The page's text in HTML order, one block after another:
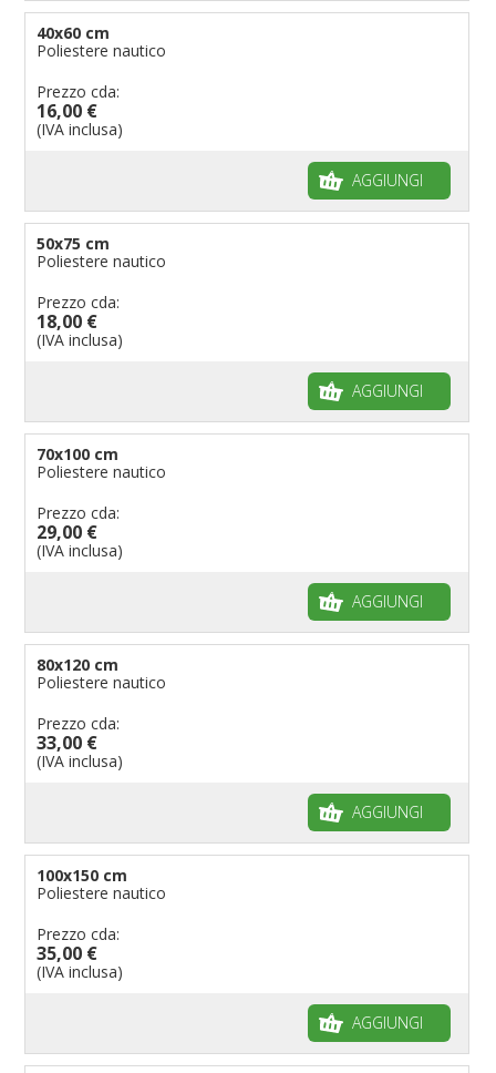
40x60 cm
Poliestere nautico
Prezzo cda:
16,00 €
(IVA inclusa)
AGGIUNGI
50x75 cm
Poliestere nautico
Prezzo cda:
18,00 €
(IVA inclusa)
AGGIUNGI
70x100 cm
Poliestere nautico
Prezzo cda:
29,00 €
(IVA inclusa)
AGGIUNGI
80x120 cm
Poliestere nautico
Prezzo cda:
33,00 €
(IVA inclusa)
AGGIUNGI
100x150 cm
Poliestere nautico
Prezzo cda:
35,00 €
(IVA inclusa)
AGGIUNGI